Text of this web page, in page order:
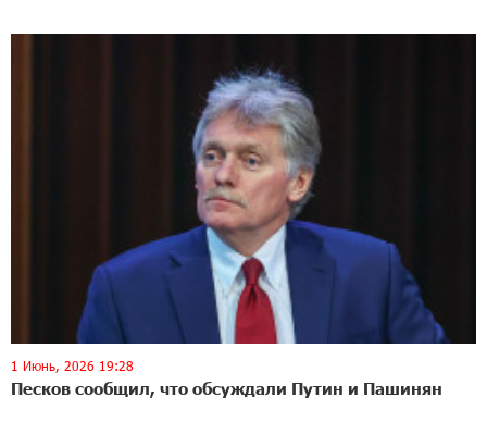
1 Июнь, 2026 19:28
Песков сообщил, что обсуждали Путин и Пашинян